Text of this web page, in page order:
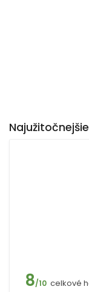
8/10 celkové